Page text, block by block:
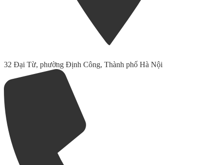
32 Đại Từ, phường Định Công, Thành phố Hà Nội